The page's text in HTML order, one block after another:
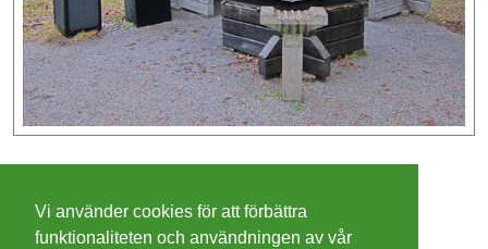
Cookies
Vi använder cookies för att förbättra
funktionaliteten och användningen av vår